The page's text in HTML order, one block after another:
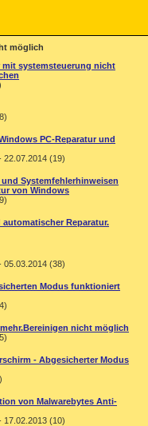
möglich
mit systemsteuerung nicht
PC-Reparatur und
22.07.2014 (19)
Systemfehlerhinweisen
von Windows
Reparatur.
05.03.2014 (38)
Modus funktioniert
nicht möglich
- Abgesicherter Modus
von Malwarebytes Anti-
17.02.2013 (10)